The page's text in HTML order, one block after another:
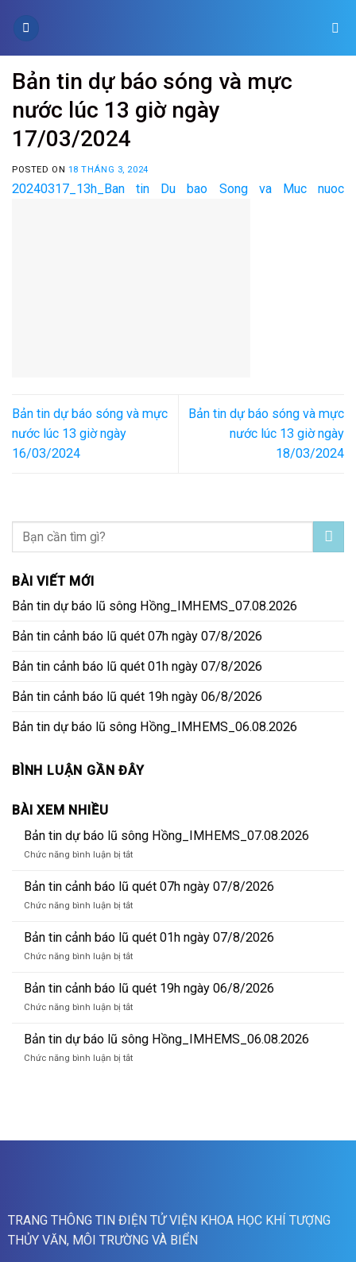
Bản tin dự báo sóng và mực
nước lúc 13 giờ ngày
17/03/2024
POSTED ON 18 THÁNG 3, 2024
20240317_13h_Ban tin Du bao Song va Muc nuoc
Bản tin dự báo sóng và mực
nước lúc 13 giờ ngày
16/03/2024
Bản tin dự báo sóng và mực
nước lúc 13 giờ ngày
18/03/2024
BÀI VIẾT MỚI
Bản tin dự báo lũ sông Hồng_IMHEMS_07.08.2026
Bản tin cảnh báo lũ quét 07h ngày 07/8/2026
Bản tin cảnh báo lũ quét 01h ngày 07/8/2026
Bản tin cảnh báo lũ quét 19h ngày 06/8/2026
Bản tin dự báo lũ sông Hồng_IMHEMS_06.08.2026
BÌNH LUẬN GẦN ĐÂY
BÀI XEM NHIỀU
Bản tin dự báo lũ sông Hồng_IMHEMS_07.08.2026
Chức năng bình luận bị tắtở
tin
dự
báo
sông
Hồng_IMHEMS_07.08.2026
Bản tin cảnh báo lũ quét 07h ngày 07/8/2026
Chức năng bình luận bị tắtở
tin
cảnh
báo
quét
07h
07/8/2026
Bản tin cảnh báo lũ quét 01h ngày 07/8/2026
Chức năng bình luận bị tắtở
tin
cảnh
báo
quét
01h
Bản tin cảnh báo lũ quét 19h ngày 06/8/2026
Chức năng bình luận bị tắtở
tin
cảnh
báo
Bản tin dự báo lũ sông Hồng_IMHEMS_06.08.2026
Chức năng bình luận bị tắtở
sông
TRANG THÔNG TIN ĐIỆN TỬ VIỆN KHOA HỌC KHÍ TƯỢNG
THỦY VĂN, MÔI TRƯỜNG VÀ BIỂN